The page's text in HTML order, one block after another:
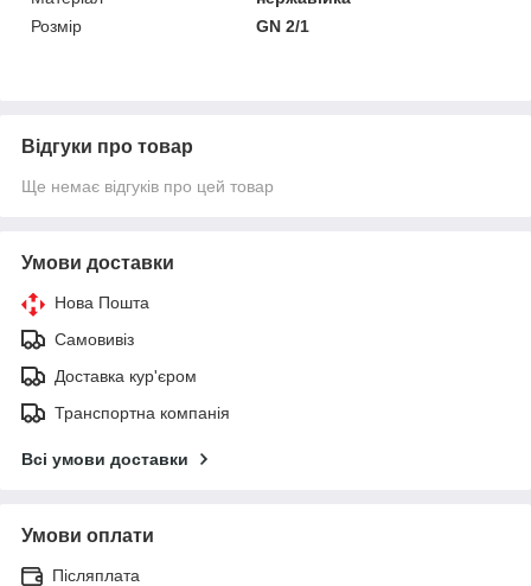
Розмір
GN 2/1
Відгуки про товар
Ще немає відгуків про цей товар
Умови доставки
Нова Пошта
Самовивіз
Доставка кур'єром
Транспортна компанія
Всі умови доставки
Умови оплати
Післяплата